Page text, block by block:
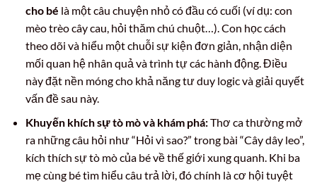
cho bé là một câu chuyện nhỏ có đầu có cuối (ví dụ: con
mèo trèo cây cau, hỏi thăm chú chuột…). Con học cách
theo dõi và hiểu một chuỗi sự kiện đơn giản, nhận diện
mối quan hệ nhân quả và trình tự các hành động. Điều
này đặt nền móng cho khả năng tư duy logic và giải quyết
vấn đề sau này.
Khuyến khích sự tò mò và khám phá:Thơ ca thường mở
ra những câu hỏi như “Hỏi vì sao?” trong bài “Cây dây leo”,
kích thích sự tò mò của bé về thế giới xung quanh. Khi ba
mẹ cùng bé tìm hiểu câu trả lời, đó chính là cơ hội tuyệt